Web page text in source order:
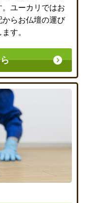
ユーカリではお
らお仏壇の運び
す。